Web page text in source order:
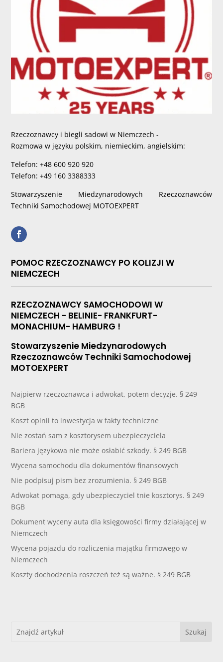
Rzeczoznawcy i biegli sadowi w Niemczech -
Rozmowa w języku polskim, niemieckim, angielskim:
Telefon: +48 600 920 920
Telefon: +49 160 3388333
Stowarzyszenie Miedzynarodowych Rzeczoznawców
Techniki Samochodowej MOTOEXPERT
POMOC RZECZOZNAWCY PO KOLIZJI W
NIEMCZECH
RZECZOZNAWCY SAMOCHODOWI W
NIEMCZECH - BELINIE- FRANKFURT-
MONACHIUM- HAMBURG !
Stowarzyszenie Miedzynarodowych
Rzeczoznawców Techniki Samochodowej
MOTOEXPERT
Najpierw rzeczoznawca i adwokat, potem decyzje. § 249
BGB
Koszt opinii to inwestycja w fakty techniczne
Nie zostań sam z kosztorysem ubezpieczyciela
Bariera językowa nie może osłabić szkody. § 249 BGB
Wycena samochodu dla dokumentów finansowych
Nie podpisuj pism bez zrozumienia. § 249 BGB
Adwokat pomaga, gdy ubezpieczyciel tnie kosztorys. § 249
BGB
Dokument wyceny auta dla księgowości firmy działającej w
Niemczech
Wycena pojazdu do rozliczenia majątku firmowego w
Niemczech
Koszty dochodzenia roszczeń też są ważne. § 249 BGB